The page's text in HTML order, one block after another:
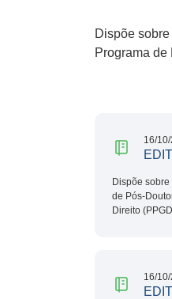
Dispõe
Programa
16/
Dispõe
de Pós-
Direito
16/